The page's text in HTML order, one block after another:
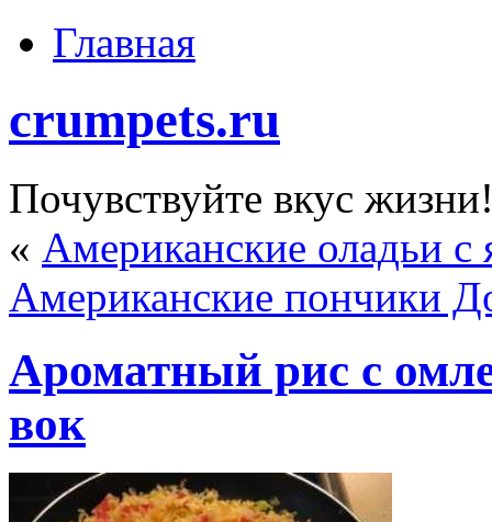
Главная
crumpets.ru
Почувствуйте вкус
« Американские оладьи с
Американские пончики
Ароматный рис с
вок